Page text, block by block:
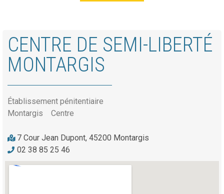
CENTRE DE SEMI-LIBERTÉ
MONTARGIS
Établissement pénitentiaire
Montargis
Centre
7 Cour Jean Dupont, 45200 Montargis
02 38 85 25 46